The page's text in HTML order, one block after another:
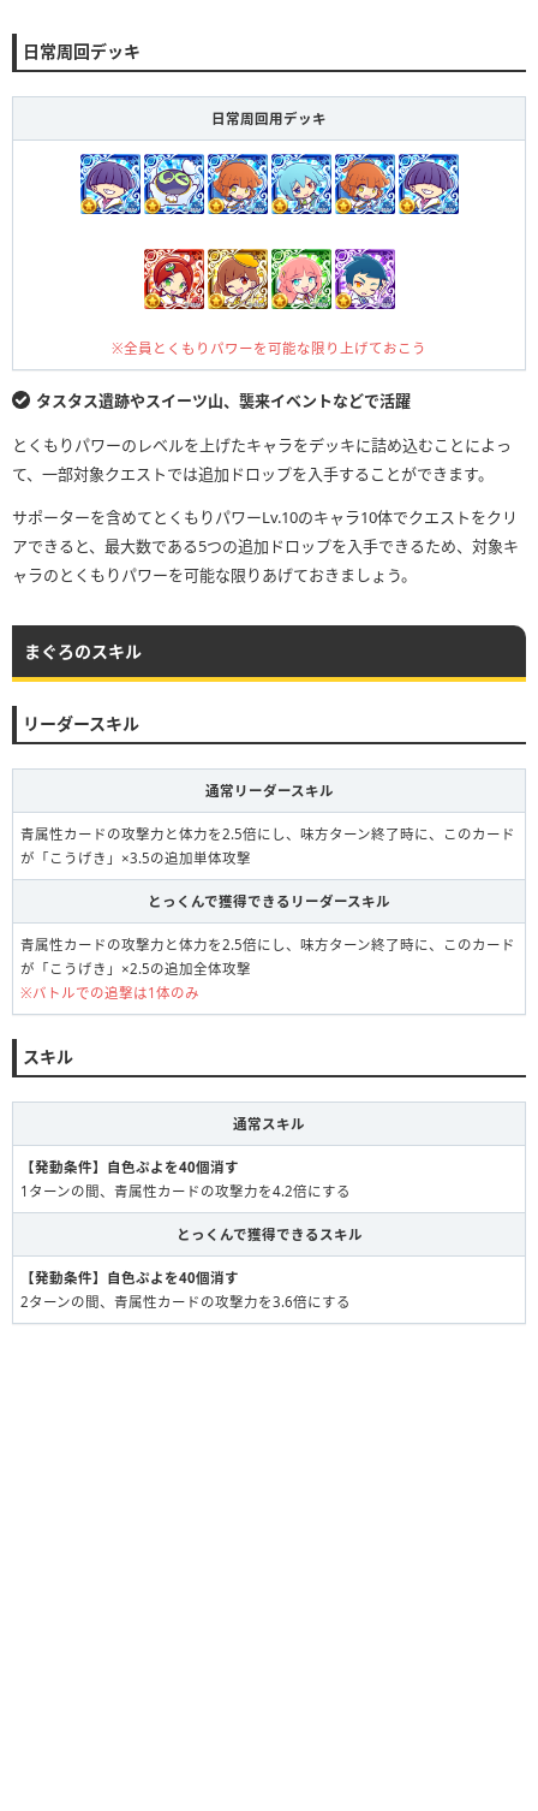
日常周回デッキ
日常周回用デッキ
※全員とくもりパワーを可能な限り上げておこう
タスタス遺跡やスイーツ山、襲来イベントなどで活躍
とくもりパワーのレベルを上げたキャラをデッキに詰め込むことによっ
て、一部対象クエストでは追加ドロップを入手することができます。
サポーターを含めてとくもりパワーLv.10のキャラ10体でクエストをクリ
アできると、最大数である5つの追加ドロップを入手できるため、対象キ
ャラのとくもりパワーを可能な限りあげておきましょう。
まぐろのスキル
リーダースキル
通常リーダースキル
青属性カードの攻撃力と体力を2.5倍にし、味方ターン終了時に、このカード
が「こうげき」×3.5の追加単体攻撃
とっくんで獲得できるリーダースキル
青属性カードの攻撃力と体力を2.5倍にし、味方ターン終了時に、このカード
が「こうげき」×2.5の追加全体攻撃
※バトルでの追撃は1体のみ
スキル
通常スキル
【発動条件】自色ぷよを40個消す
1ターンの間、青属性カードの攻撃力を4.2倍にする
とっくんで獲得できるスキル
【発動条件】自色ぷよを40個消す
2ターンの間、青属性カードの攻撃力を3.6倍にする